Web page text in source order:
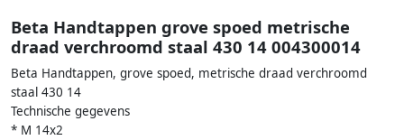
Beta Handtappen grove spoed metrische
draad verchroomd staal 430 14 004300014
Beta Handtappen, grove spoed, metrische draad verchroomd
staal 430 14
Technische gegevens
* M 14x2